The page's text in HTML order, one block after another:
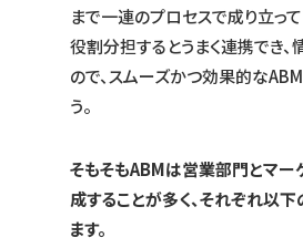
まで一連のプロセスで成り立っ
役割分担するとうまく連携でき
ので、スムーズかつ効果的な
う。
そもそもABMは営業部門とマー
成することが多く、それぞれ以
ます。